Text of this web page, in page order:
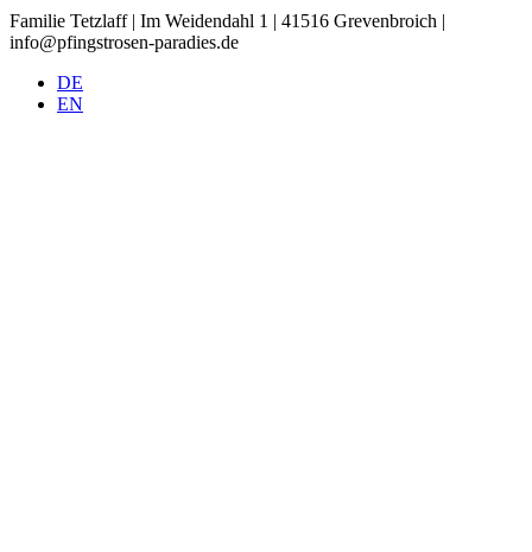
Familie Tetzlaff | Im Weidendahl 1 | 41516 Grevenbroich |
info@pfingstrosen-paradies.de
DE
EN